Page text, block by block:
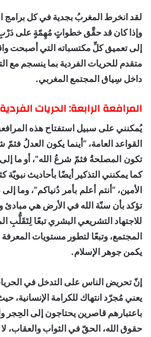
لقد انخرط المغربُ بجدية في كل برامج
وإذا كان قد حقَّق خطواتٍ مُهِمّةٍ على دَرْبِ
إلى تعميق كلِّ مكتسباته التي أصبحت
متقدم للحريات الفردية بما ينسجم مع
داخل سِياق المجتمع المغربي.
المرافعة الرابعة: الحريات
يُمكنني على سبيل استفتاح هذه المرافعةِ
القواعد العامة، “أينما يكون العدلُ فثمّ
تكون المصلحةُ فثمّ شرعُ الله”، أو ما
كما يمكنني التذكير أيضًا بأحاديث
الأمين، “أنتم أعلم بأمر دُنياكم”، وما
تؤكد بأن سنّة الله في الأرض هي مبادئ
للاجتهاد التشريعي البشري تبعًا لِتَقَلُّبِ
المجتمع، وتبعًا لتطور مستويات المعرفة
يكمن جوهر الإسلام.
إنّ تحريض الناس على التدخل في
يعني مُجرّد انتهاك للكرامة الإنسانية،
باعتبارهم قاصرين يحتاجون إلى الحِجر
حقوق الله، الحقّ في الثواب والعقاب،